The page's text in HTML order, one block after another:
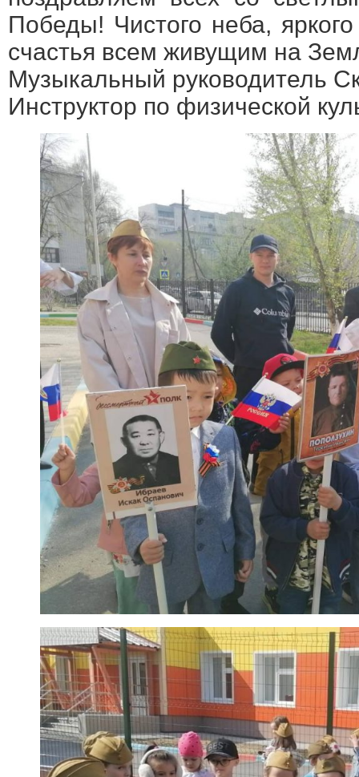
Победы! Чистого неба,
счастья всем живущим на
Музыкальный руководитель
Инструктор по физической